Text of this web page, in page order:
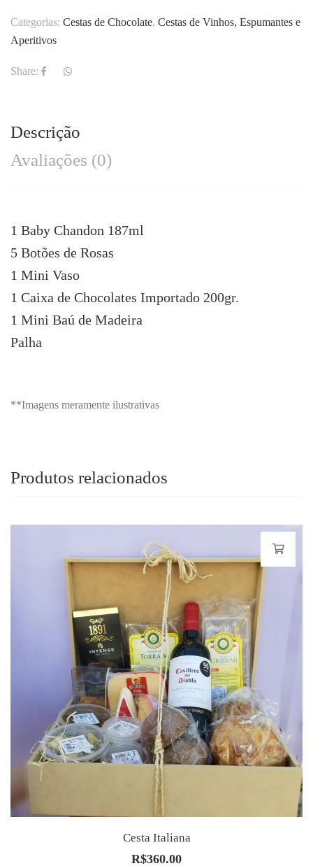
Categorias: Cestas de Chocolate, Cestas de Vinhos, Espumantes e
Aperitivos
Share:
Descrição
Avaliações (0)
1 Baby Chandon 187ml
5 Botões de Rosas
1 Mini Vaso
1 Caixa de Chocolates Importado 200gr.
1 Mini Baú de Madeira
Palha
**Imagens meramente ilustrativas
Produtos relacionados
Cesta Italiana
R$360.00